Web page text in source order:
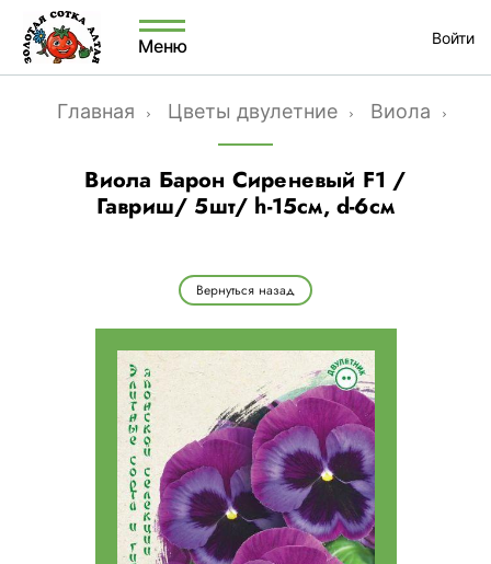
Меню Войти
Главная Цветы двулетние Виола
Виола Барон Сиреневый F1 /
Гавриш/ 5шт/ h-15см, d-6см
Вернуться назад